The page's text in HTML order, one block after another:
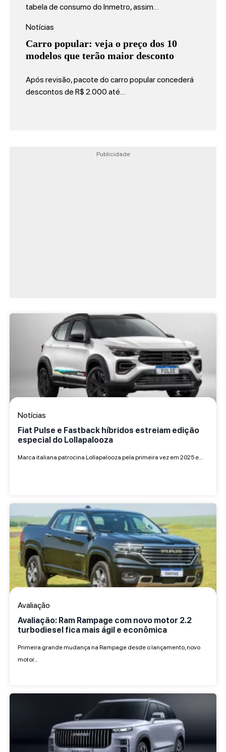
tabela de consumo do Inmetro, assim…
Notícias
Carro popular: veja o preço dos 10
modelos que terão maior desconto
Após revisão, pacote do carro popular concederá
descontos de R$ 2.000 até…
Publicidade
Notícias
Fiat Pulse e Fastback híbridos estreiam edição
especial do Lollapalooza
Marca italiana patrocina Lollapalooza pela primeira vez em 2025 e…
Avaliação
Avaliação: Ram Rampage com novo motor 2.2
turbodiesel fica mais ágil e econômica
Primeira grande mudança na Rampage desde o lançamento, novo
motor…